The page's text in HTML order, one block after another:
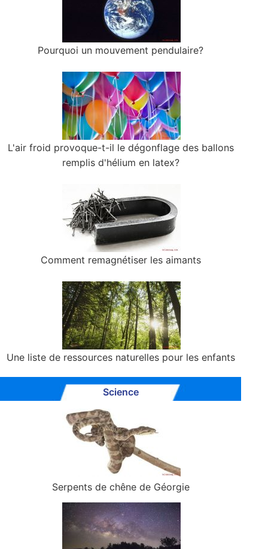
Pourquoi un mouvement pendulaire?
L'air froid provoque-t-il le dégonflage des ballons
remplis d'hélium en latex?
Comment remagnétiser les aimants
Une liste de ressources naturelles pour les enfants
Science
Serpents de chêne de Géorgie